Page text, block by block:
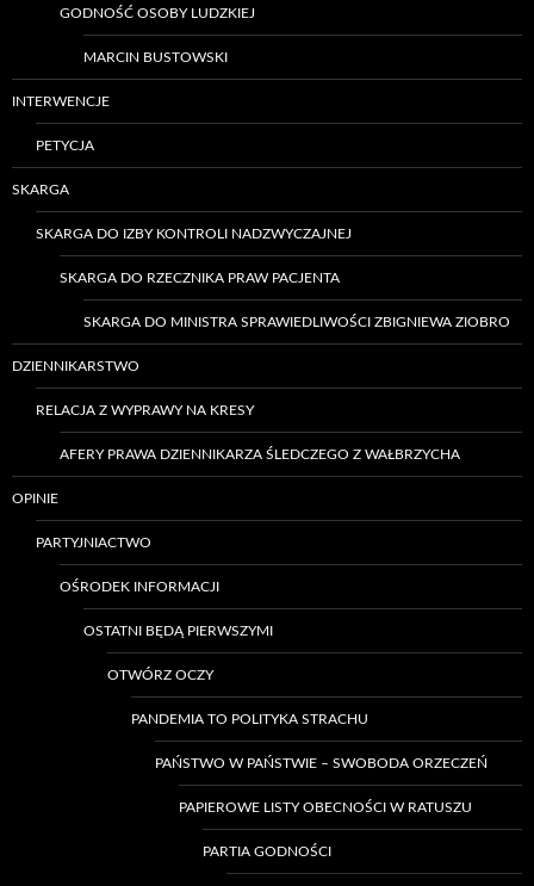
GODNOŚĆ OSOBY LUDZKIEJ
MARCIN BUSTOWSKI
INTERWENCJE
PETYCJA
SKARGA
SKARGA DO IZBY KONTROLI NADZWYCZAJNEJ
SKARGA DO RZECZNIKA PRAW PACJENTA
SKARGA DO MINISTRA SPRAWIEDLIWOŚCI ZBIGNIEWA ZIOBRO
DZIENNIKARSTWO
RELACJA Z WYPRAWY NA KRESY
AFERY PRAWA DZIENNIKARZA ŚLEDCZEGO Z WAŁBRZYCHA
OPINIE
PARTYJNIACTWO
OŚRODEK INFORMACJI
OSTATNI BĘDĄ PIERWSZYMI
OTWÓRZ OCZY
PANDEMIA TO POLITYKA STRACHU
PAŃSTWO W PAŃSTWIE – SWOBODA ORZECZEŃ
PAPIEROWE LISTY OBECNOŚCI W RATUSZU
PARTIA GODNOŚCI